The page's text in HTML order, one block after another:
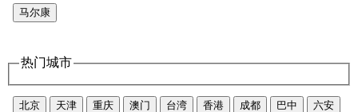
马尔康
热门城市
北京 天津 重庆 澳门 台湾 香港 成都 巴中 六安